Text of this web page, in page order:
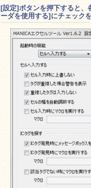
[設定]ボタンを押下すると、
ーダを使用する]にチェック